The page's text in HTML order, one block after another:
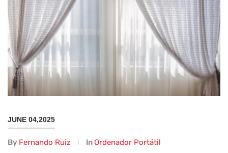
JUNE 04,2025
By Fernando Ruiz In Ordenador Portátil